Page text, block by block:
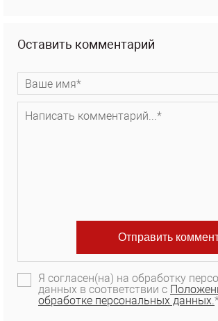
Оставить комментарий
Я согласен(на) на обработку
данных в соответствии с
обработке персональных данных.